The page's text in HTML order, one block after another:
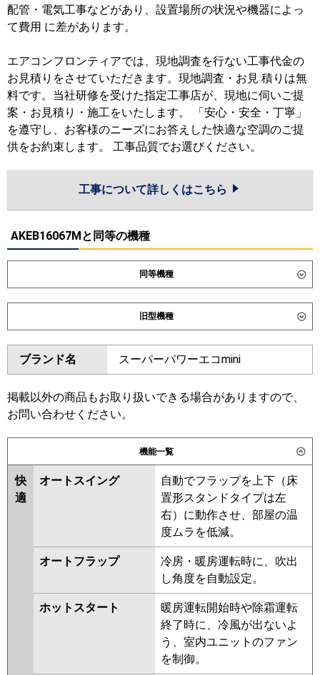
配管・電気工事などがあり、設置場所の状況や機器によっ
て費用 に差があります。
エアコンフロンティアでは、現地調査を行ない工事代金の
お見積りをさせていただきます。現地調査・お見 積りは無
料です。当社研修を受けた指定工事店が、現地に伺いご提
案・お見積り・施工をいたします。 「安心・安全・丁寧」
を遵守し、お客様のニーズにお答えした快適な空調のご提
供をお約束します。 工事品質でお選びください。
工事について詳しくはこちら
AKEB16067Mと同等の機種
同等機種
ダイキン SZRA160CND SZRA160CD
SDRA160BBD
東芝 GKHB16011XU GKHB16011MUB
GKEB16011MUB GKEB16011XU
三菱電機 PKZX-HRMP160K6
PKZX-ERMP160KL6
日立 RPK-GP160RHNP5
RPK-
GP160RSHP11
FDKV1606HP6S
パナソニック PA-P160K7KDC PA-P160K7KDCX
PA-P160K7HDC PA-
P160K7HDCX
旧型機種
ダイキン SZRA160BYD SZRA160BYND
SZRA160BJD SZRA160BJND
SDRA160BD SDRA160BND
SZRA160BFD SZRA160BFND
SZRA160BCD
東芝 RKSB16044XU RKSB16044MUB
RKHB16041MUB
RKSB16043MUB RKHB16041MU
RKHB16041XU RKEB16041MU
RKEB16041XU RKSB16043MU
RKSB16043XU RKEB16031X
RKEB16031M RKHB16031M
RKHB16031X AKHB16064M-R
AKHB16064X AKHB16064X-R
AKHB16064M AKEB16037X
AKEB16037M RKSB16033M
RKSB16033X AKEB16067X
AKSB16067X AKSB16067M
ブランド名 スーパーパワーエコmini
掲載以外の商品もお取り扱いできる場合がありますので、
お問い合わせください。
機能一覧
快
適
オートスイング
自動でフラップを上下（床
置形スタンドタイプは左
右）に動作させ、部屋の温
度ムラを低減。
オートフラップ
冷房・暖房運転時に、吹出
し角度を自動設定。
ホットスタート
暖房運転開始時や除霜運転
終了時に、冷風が出ないよ
う、室内ユニットのファン
を制御。